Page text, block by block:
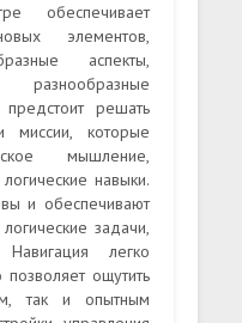
обеспечивает
элементов,
аспекты,
разнообразные
решать
миссии, которые
мышление,
навыки.
и обеспечивают
задачи,
легко
позволяет ощутить
так и опытным